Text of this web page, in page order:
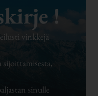
!
vinkkejä
sijoittamisesta,
sinulle